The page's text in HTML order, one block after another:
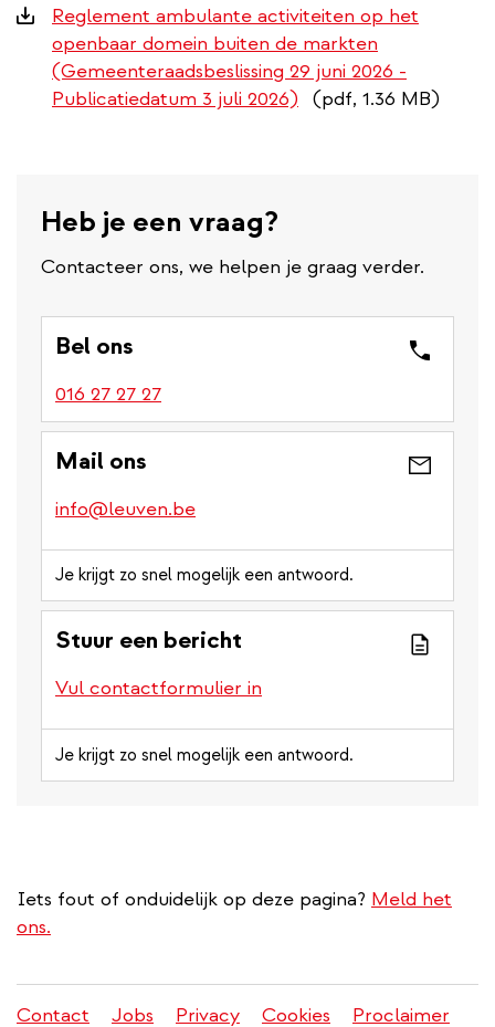
Downloads
Reglement ambulante activiteiten op het
openbaar domein buiten de markten
(Gemeenteraadsbeslissing 29 juni 2026 -
Publicatiedatum 3 juli 2026)
(pdf, 1.36 MB)
Heb je een vraag?
Contacteer ons, we helpen je graag verder.
Bel ons
016 27 27 27
Mail ons
info@leuven.be
Je krijgt zo snel mogelijk een antwoord.
Stuur een bericht
Vul contactformulier in
Je krijgt zo snel mogelijk een antwoord.
Iets fout of onduidelijk op deze pagina? Meld het
ons.
Contact Jobs Privacy Cookies Proclaimer